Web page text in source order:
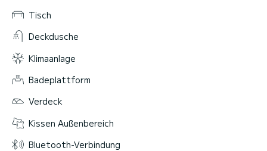
Tisch
Deckdusche
Klimaanlage
Badeplattform
Verdeck
Kissen Außenbereich
Bluetooth-Verbindung